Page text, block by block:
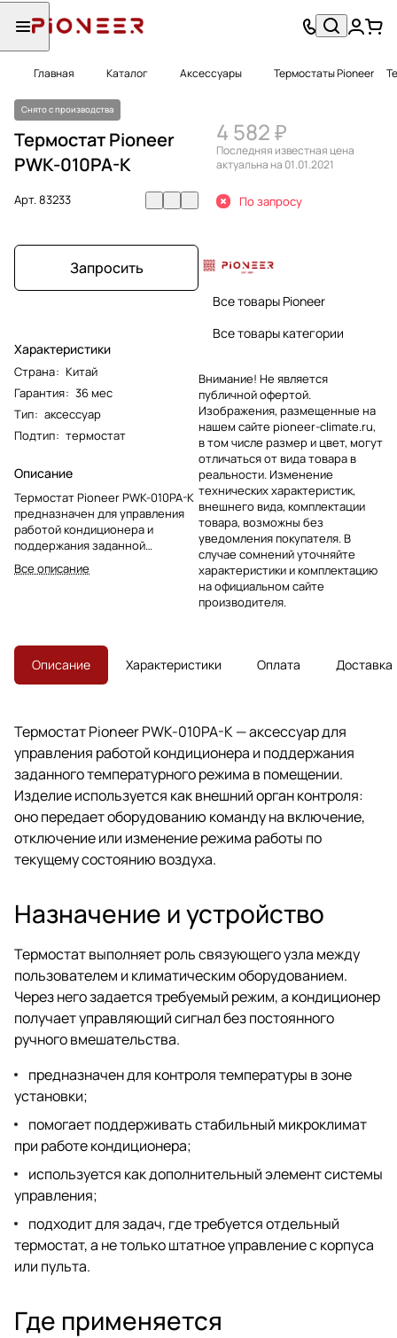
Главная Каталог Аксессуары Термостаты Pioneer
Снято с производства
Термостат Pioneer
PWK-010PA-K
Арт.83233
Запросить
Характеристики
Страна: Китай
Гарантия: 36 мес
Тип: аксессуар
Подтип: термостат
Описание
Термостат Pioneer PWK-010PA-K
предназначен для управления
работой кондиционера и
поддержания заданной
температуры. Подходит для
замены одноименного узла в
Все описание
4 582 ₽
Последняя известная цена
актуальна на 01.01.2021
По запросу
Все товары Pioneer
Все товары категории
Внимание! Не является
публичной офертой.
Изображения, размещенные на
нашем сайте pioneer-climate.ru,
в том числе размер и цвет, могут
отличаться от вида товара в
реальности. Изменение
технических характеристик,
внешнего вида, комплектации
товара, возможны без
уведомления покупателя. В
случае сомнений уточняйте
характеристики и комплектацию
на официальном сайте
производителя.
Описание Характеристики Оплата Доставка
Термостат Pioneer PWK-010PA-K — аксессуар для
управления работой кондиционера и поддержания
заданного температурного режима в помещении.
Изделие используется как внешний орган контроля:
оно передает оборудованию команду на включение,
отключение или изменение режима работы по
текущему состоянию воздуха.
Назначение и устройство
Термостат выполняет роль связующего узла между
пользователем и климатическим оборудованием.
Через него задается требуемый режим, а кондиционер
получает управляющий сигнал без постоянного
ручного вмешательства.
предназначен для контроля температуры в зоне
установки;
помогает поддерживать стабильный микроклимат
при работе кондиционера;
используется как дополнительный элемент системы
управления;
подходит для задач, где требуется отдельный
термостат, а не только штатное управление с корпуса
или пульта.
Где применяется